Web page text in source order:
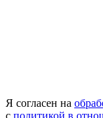
Я согласен на
с политикой в